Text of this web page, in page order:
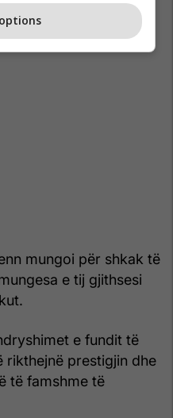
mungoi për shkak të
e tij gjithsesi
e fundit të
rikthejnë prestigjin dhe
të famshme të